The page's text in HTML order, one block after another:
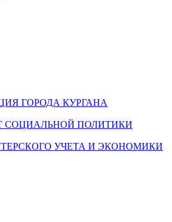
ГОРОДА КУРГАНА
СОЦИАЛЬНОЙ ПОЛИТИКИ
УЧЕТА И ЭКОНОМИКИ